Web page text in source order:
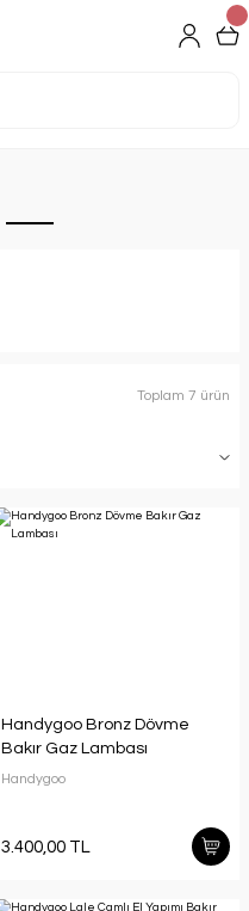
Toplam 7 ürün
Handygoo Bronz Dövme
Bakır Gaz Lambası
Handygoo
3.400,00 TL